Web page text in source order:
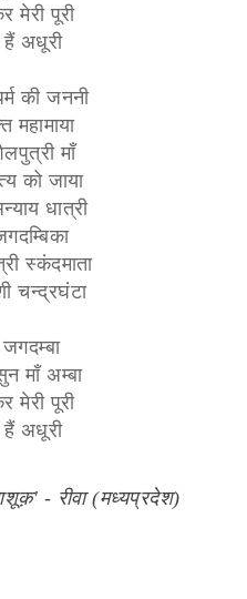
मेरी पूरी
हैं अधूरी
की जननी
महामाया
माँ
को जाया
धात्री
स्कंदमाता
चन्द्रघंटा
माँ अम्बा
मेरी पूरी
हैं अधूरी
- रीवा (मध्यप्रदेश)